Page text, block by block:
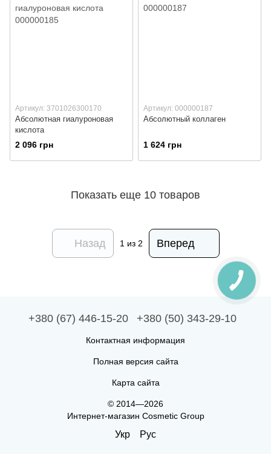
Артикул: 3701026300170
Абсолютная гиалуроновая
кислота
2 096 грн
Артикул: 000000187
Абсолютный коллаген
1 624 грн
Показать еще 10 товаров
Назад 1 из 2 Вперед
+380 (67) 446-15-20 +380 (50) 343-29-10
Контактная информация
Полная версия сайта
Карта сайта
© 2014—2026
Интернет-магазин Cosmetic Group
Укр Рус